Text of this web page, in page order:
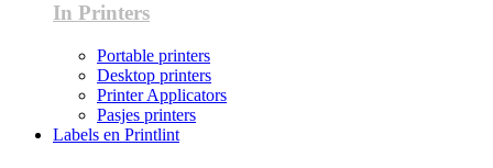
In Printers
Portable printers
Desktop printers
Printer Applicators
Pasjes printers
Labels en Printlint